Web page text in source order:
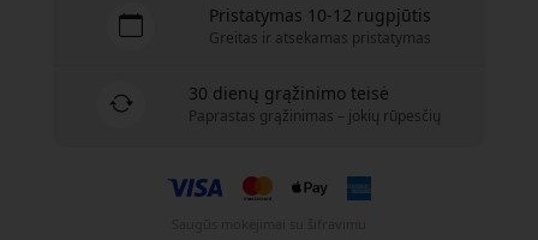
Pristatymas 10-12 rugpjūtis
Greitas ir atsekamas pristatymas
30 dienų grąžinimo teisė
Paprastas grąžinimas – jokių rūpesčių